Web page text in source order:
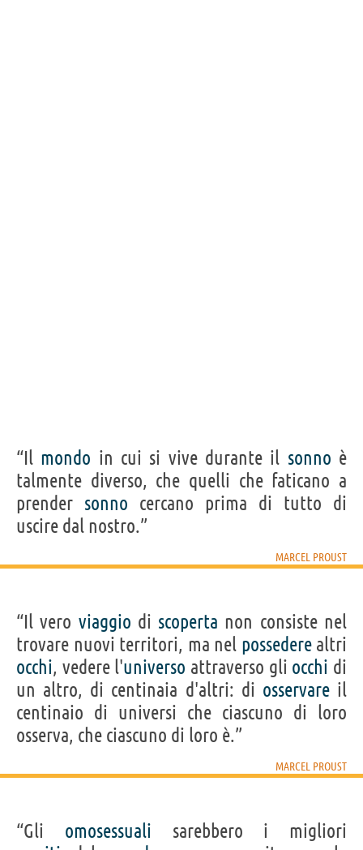
“Il mondo in cui si vive durante il sonno è
talmente diverso, che quelli che faticano a
prender sonno cercano prima di tutto di
uscire dal nostro.”
MARCEL PROUST
“Il vero viaggio di scoperta non consiste nel
trovare nuovi territori, ma nel possederealtri
occhi, vedere l'universo attraverso gli occhi di
un altro, di centinaia d'altri: di osservareil
centinaio di universi che ciascuno di loro
osserva, che ciascuno di loro è.”
MARCEL PROUST
“Gli omosessuali sarebbero i migliori